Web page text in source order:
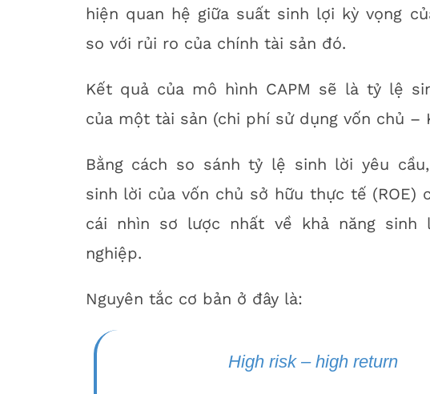
hiện quan hệ giữa suất sinh lợi kỳ vọng
so với rủi ro của chính tài sản đó.
Kết quả của mô hình CAPM sẽ là tỷ lệ
của một tài sản (chi phí sử dụng vốn chủ –
Bằng cách so sánh tỷ lệ sinh lời yêu
sinh lời của vốn chủ sở hữu thực tế (ROE)
cái nhìn sơ lược nhất về khả năng sinh
nghiệp.
Nguyên tắc cơ bản ở đây là:
High risk – high return